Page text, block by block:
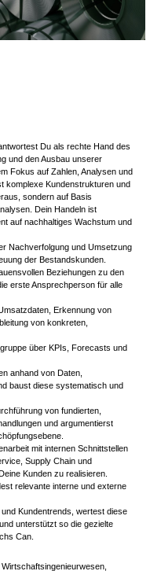
Du als rechte Hand des
und den Ausbau unserer
Fokus auf Zahlen, Analysen und
komplexe Kundenstrukturen und
sondern auf Basis
Dein Handeln ist
auf nachhaltiges Wachstum und
Nachverfolgung und Umsetzung
der Bestandskunden.
Beziehungen zu den
erste Ansprechperson für alle
Erkennung von
von konkreten,
über KPIs, Forecasts und
anhand von Daten,
baust diese systematisch und
von fundierten,
und argumentierst
mit internen Schnittstellen
Supply Chain und
Kunden zu realisieren.
relevante interne und externe
Kundentrends, wertest diese
unterstützt so die gezielte
Can.